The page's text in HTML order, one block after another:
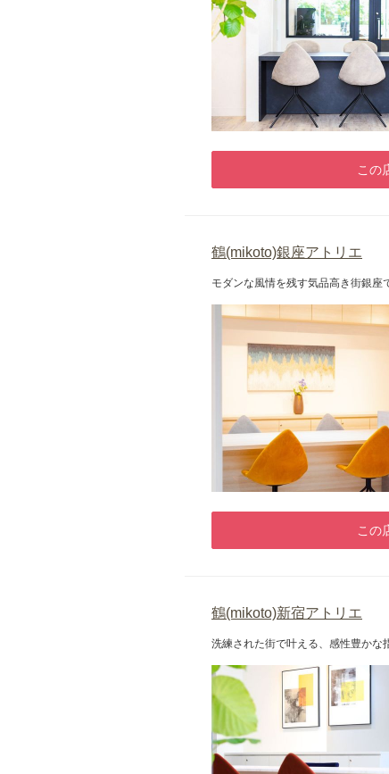
この
鶴(mikoto)銀座アトリエ
モダンな風情を残す気品高き街銀座
この
鶴(mikoto)新宿アトリエ
洗練された街で叶える、感性豊かな